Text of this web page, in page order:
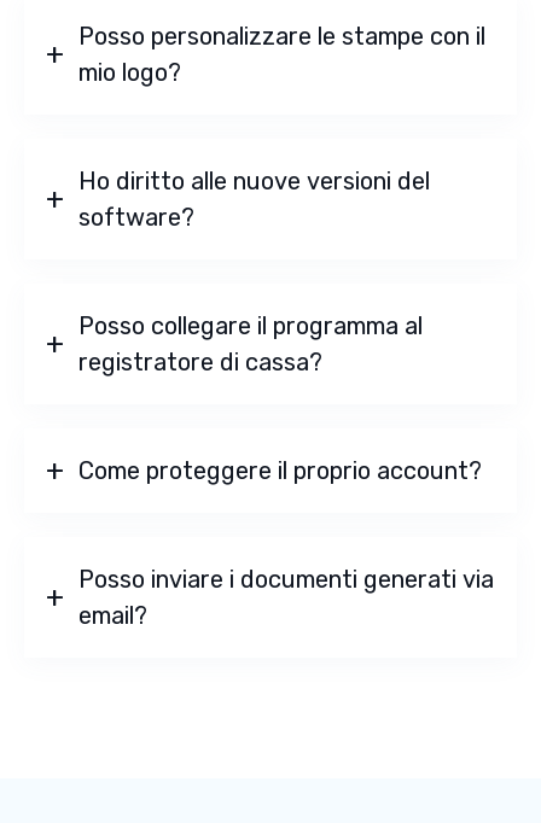
Posso personalizzare le stampe con il
mio logo?
Ho diritto alle nuove versioni del
software?
Posso collegare il programma al
registratore di cassa?
Come proteggere il proprio account?
Posso inviare i documenti generati via
email?